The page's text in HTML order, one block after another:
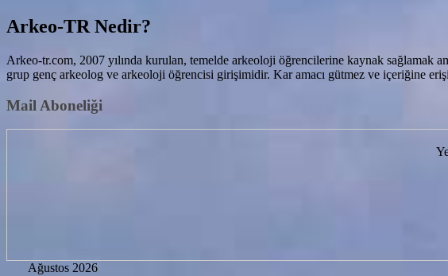
Arkeo-TR Nedir?
Arkeo-tr.com, 2007 yılında kurulan, temelde arkeoloji öğrencilerine kaynak sağlamak
grup genç arkeolog ve arkeoloji öğrencisi girişimidir. Kar amacı gütmez ve içeriğine
Mail Aboneliği
Ağustos 2026